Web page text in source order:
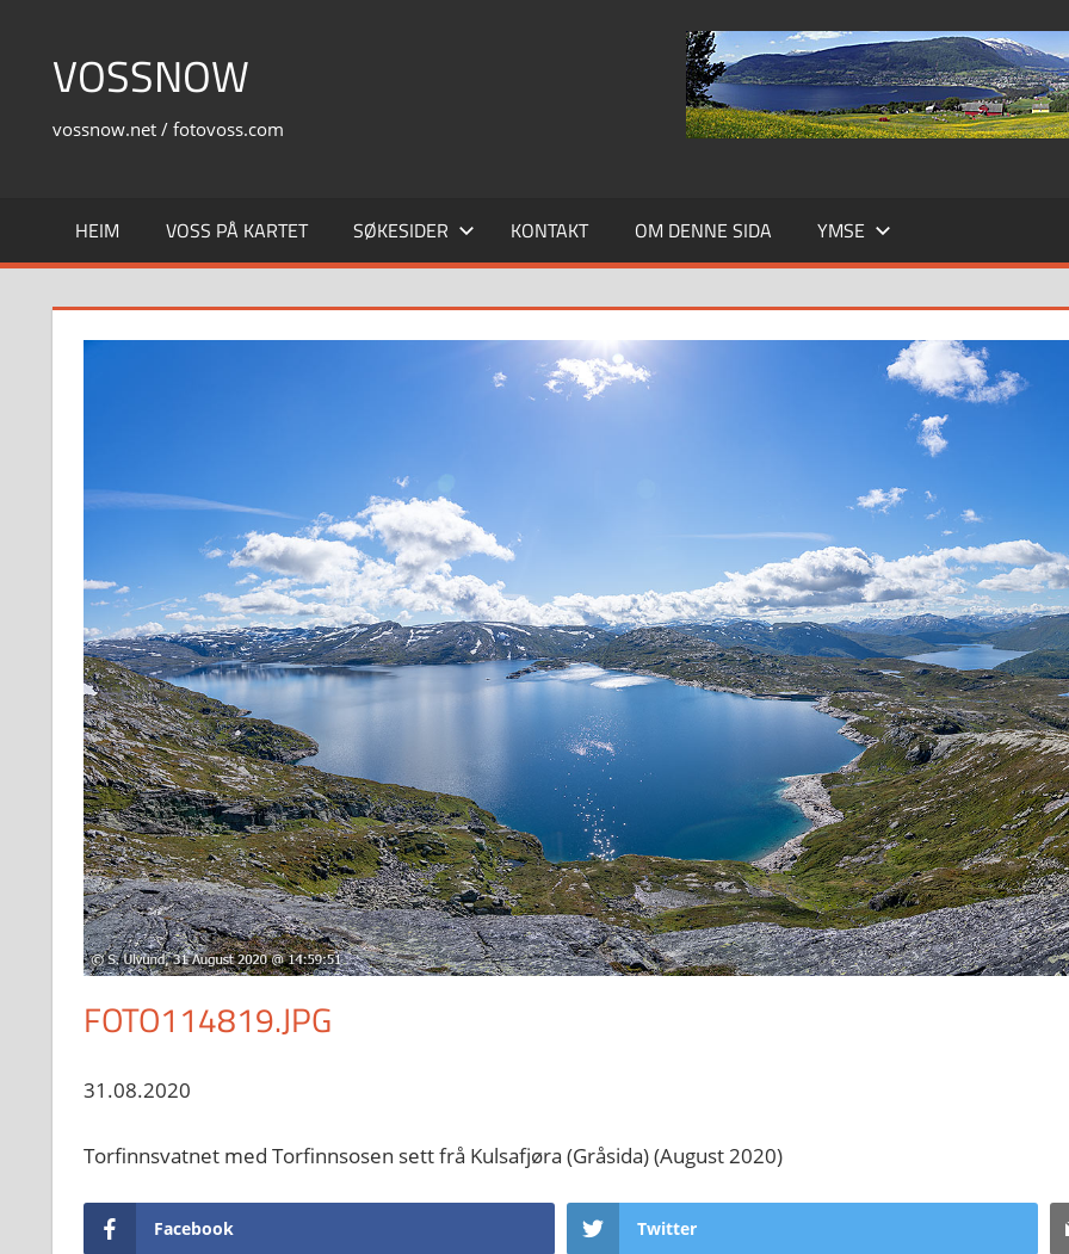
contentVOSSNOW
vossnow.net / fotovoss.com
HEIM VOSS PÅ KARTET SØKESIDER KONTAKT OM DENNE SIDA YMSE
FOTO114819.JPG
31.08.2020
Torfinnsvatnet med Torfinnsosen sett frå Kulsafjøra (Gråsida) (August 2020)
Facebook Twitter